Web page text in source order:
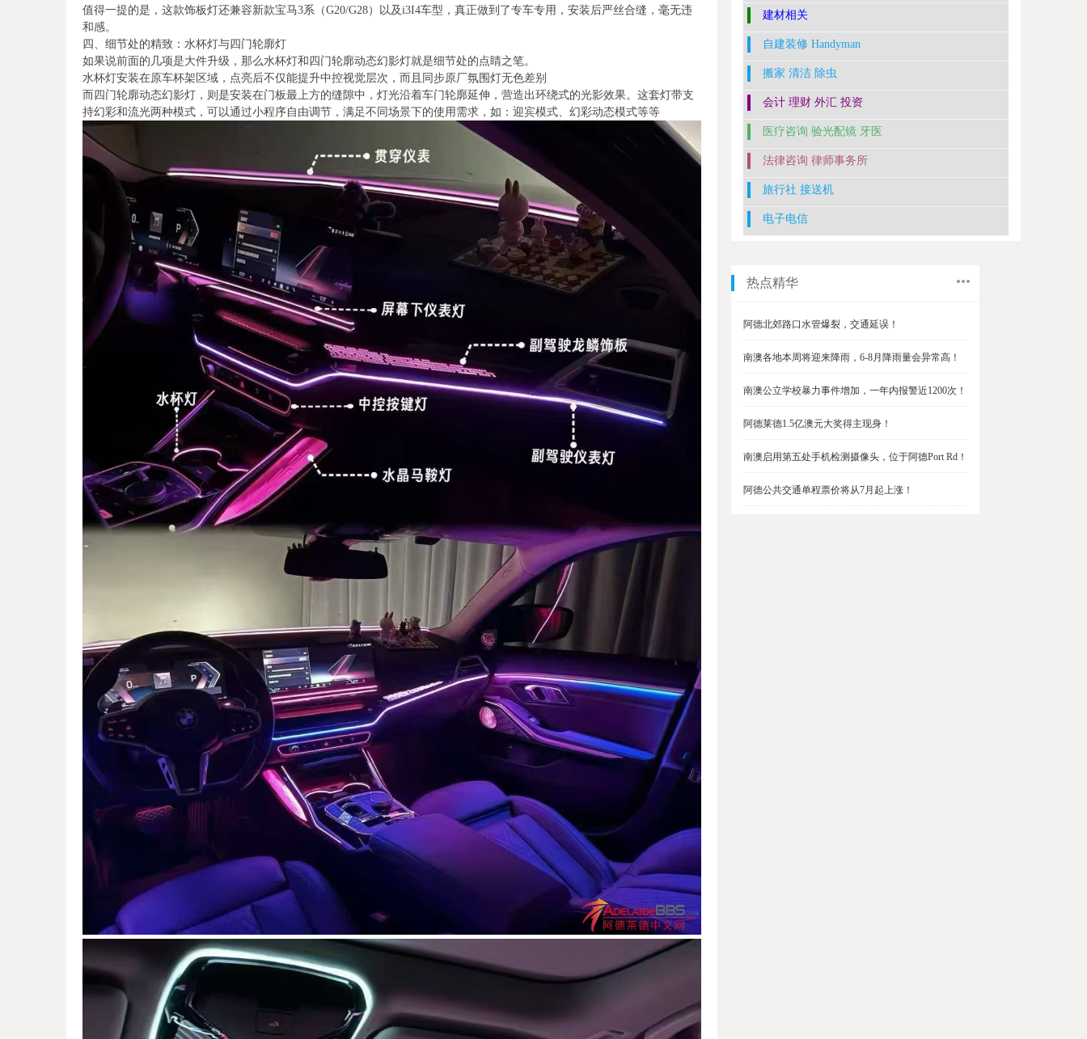
值得一提的是，这款饰板灯还兼容新款宝马3系（G20/G28）以及i3I4车型，真正做到了专车专用，安装后严丝合缝，毫无违
和感。
四、细节处的精致：水杯灯与四门轮廓灯
如果说前面的几项是大件升级，那么水杯灯和四门轮廓动态幻影灯就是细节处的点睛之笔。
水杯灯安装在原车杯架区域，点亮后不仅能提升中控视觉层次，而且同步原厂氛围灯无色差别
而四门轮廓动态幻影灯，则是安装在门板最上方的缝隙中，灯光沿着车门轮廓延伸，营造出环绕式的光影效果。这套灯带支
持幻彩和流光两种模式，可以通过小程序自由调节，满足不同场景下的使用需求，如：迎宾模式、幻彩动态模式等等
建材相关
自建装修 Handyman
搬家 清洁 除虫
会计 理财 外汇 投资
医疗咨询 验光配镜 牙医
法律咨询 律师事务所
旅行社 接送机
电子电信
热点精华
阿德北郊路口水管爆裂，交通延误！
南澳各地本周将迎来降雨，6-8月降雨量会异常高！
南澳公立学校暴力事件增加，一年内报警近1200次！
阿德莱德1.5亿澳元大奖得主现身！
南澳启用第五处手机检测摄像头，位于阿德Port Rd！
阿德公共交通单程票价将从7月起上涨！